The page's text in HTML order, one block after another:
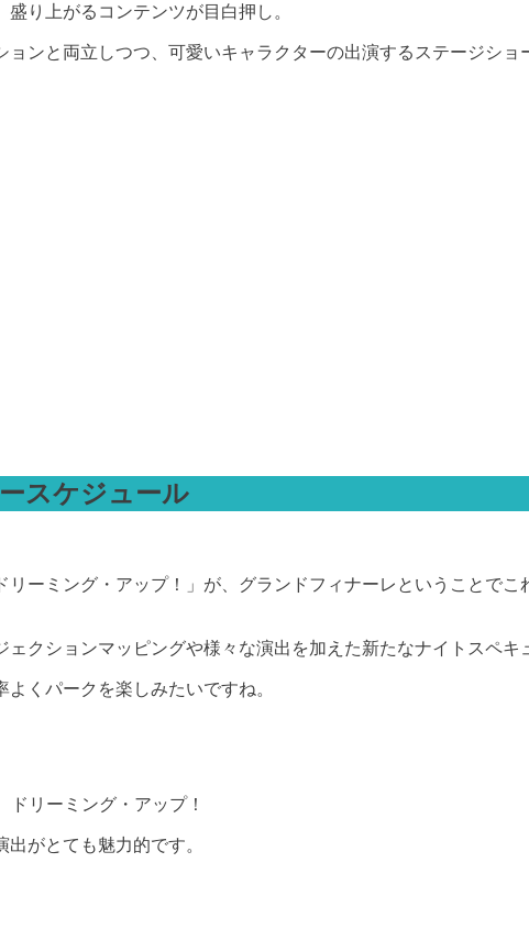
り上がるコンテンツが目白押し。
ンと両立しつつ、可愛いキャラクターの出演するステージシ
スケジュール
ーミング・アップ！」が、グランドフィナーレということで
クションマッピングや様々な演出を加えた新たなナイトスペキ
くパークを楽しみたいですね。
リーミング・アップ！
がとても魅力的です。